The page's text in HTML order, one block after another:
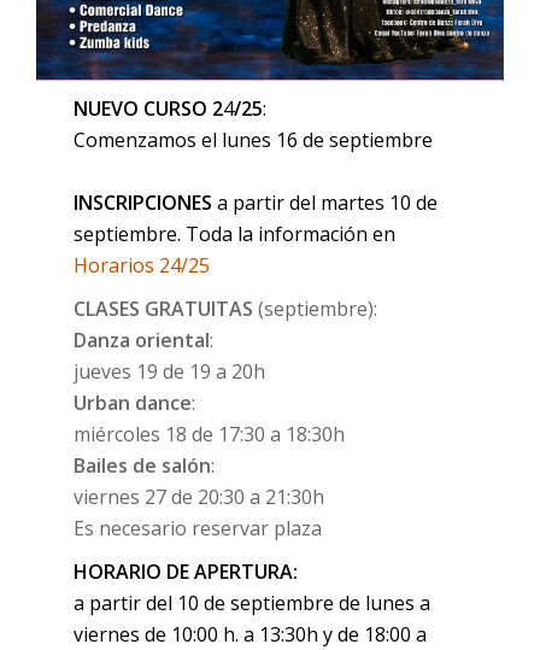
NUEVO CURSO 24/25:
Comenzamos el lunes 16 de septiembre
INSCRIPCIONES a partir del martes 10 de
septiembre. Toda la información en
Horarios 24/25
CLASES GRATUITAS (septiembre):
Danza oriental:
jueves 19 de 19 a 20h
Urban dance:
miércoles 18 de 17:30 a 18:30h
Bailes de salón:
viernes 27 de 20:30 a 21:30h
Es necesario reservar plaza
HORARIO DE APERTURA:
a partir del 10 de septiembre de lunes a
viernes de 10:00 h. a 13:30h y de 18:00 a